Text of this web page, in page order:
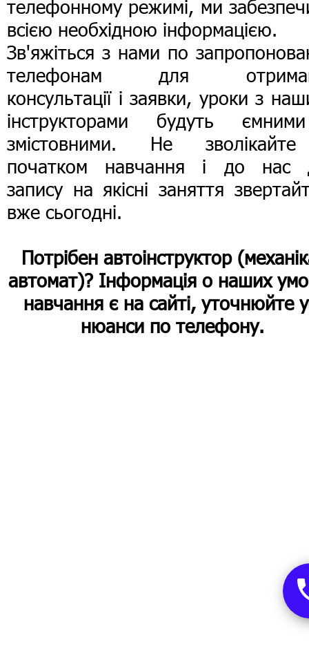
телефонному режимі, ми
всією необхідною інформацією.
Зв'яжіться з нами по
телефонам для
консультації і заявки, уроки з
інструкторами будуть
змістовними. Не
початком навчання і до нас
запису на якісні заняття
вже сьогодні.
Потрібен автоінструктор
автомат)? Інформація о наших
навчання є на сайті, уточнюйте
нюанси по телефону.